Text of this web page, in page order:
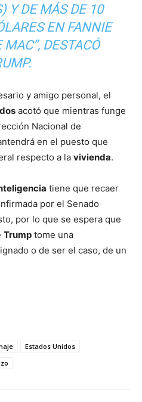
Y DE MÁS DE 10
EN FANNIE
DESTACÓ
y amigo personal, el
acotó que mientras funge
Nacional de
en el puesto que
respecto a la vivienda.
tiene que recaer
por el Senado
por lo que se espera que
Trump tome una
o de ser el caso, de un
Estados Unidos